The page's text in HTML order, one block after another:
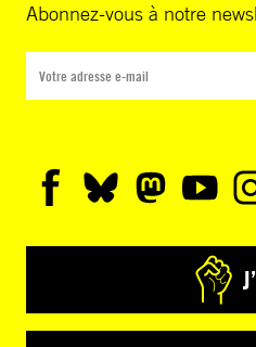
Abonnez-vous à notre